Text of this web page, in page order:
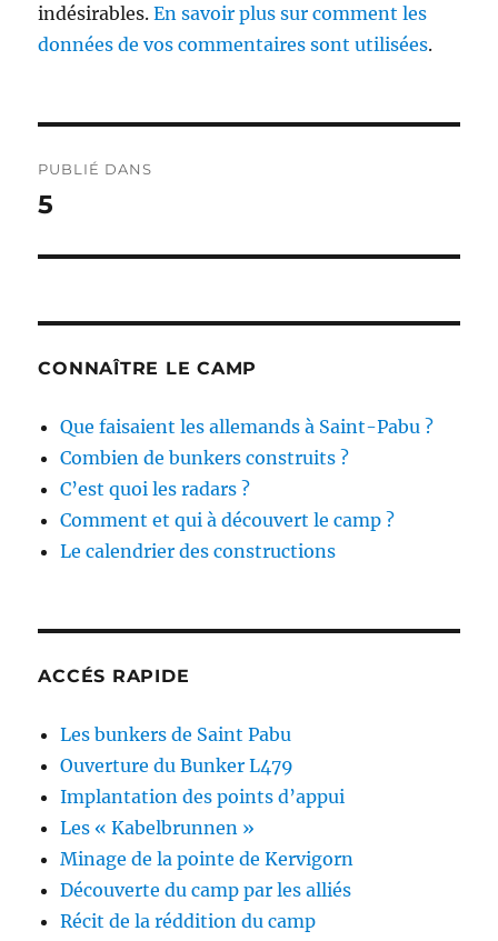
indésirables.En savoir plus sur comment les
données de vos commentaires sont utilisées.
de
PUBLIÉ DANS
5
CONNAÎTRE LE CAMP
Que faisaient les allemands à Saint-Pabu ?
Combien de bunkers construits ?
C’est quoi les radars ?
Comment et qui à découvert le camp ?
Le calendrier des constructions
ACCÉS RAPIDE
Les bunkers de Saint Pabu
Ouverture du Bunker L479
Implantation des points d’appui
Les « Kabelbrunnen »
Minage de la pointe de Kervigorn
Découverte du camp par les alliés
Récit de la réddition du camp